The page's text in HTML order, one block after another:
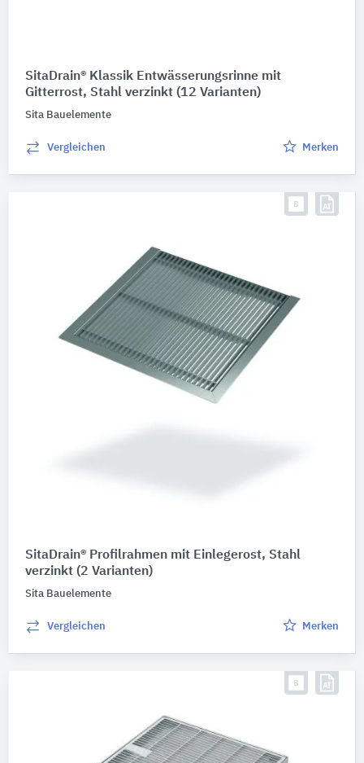
SitaDrain® Klassik Entwässerungsrinne mit
Gitterrost, Stahl verzinkt (12 Varianten)
Sita Bauelemente
Vergleichen Merken
SitaDrain® Profilrahmen mit Einlegerost, Stahl
verzinkt (2 Varianten)
Sita Bauelemente
Vergleichen Merken